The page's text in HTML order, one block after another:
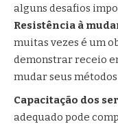
alguns desafios
Resistência à
muitas vezes é um
demonstrar receio
mudar seus
Capacitação dos
adequado pode